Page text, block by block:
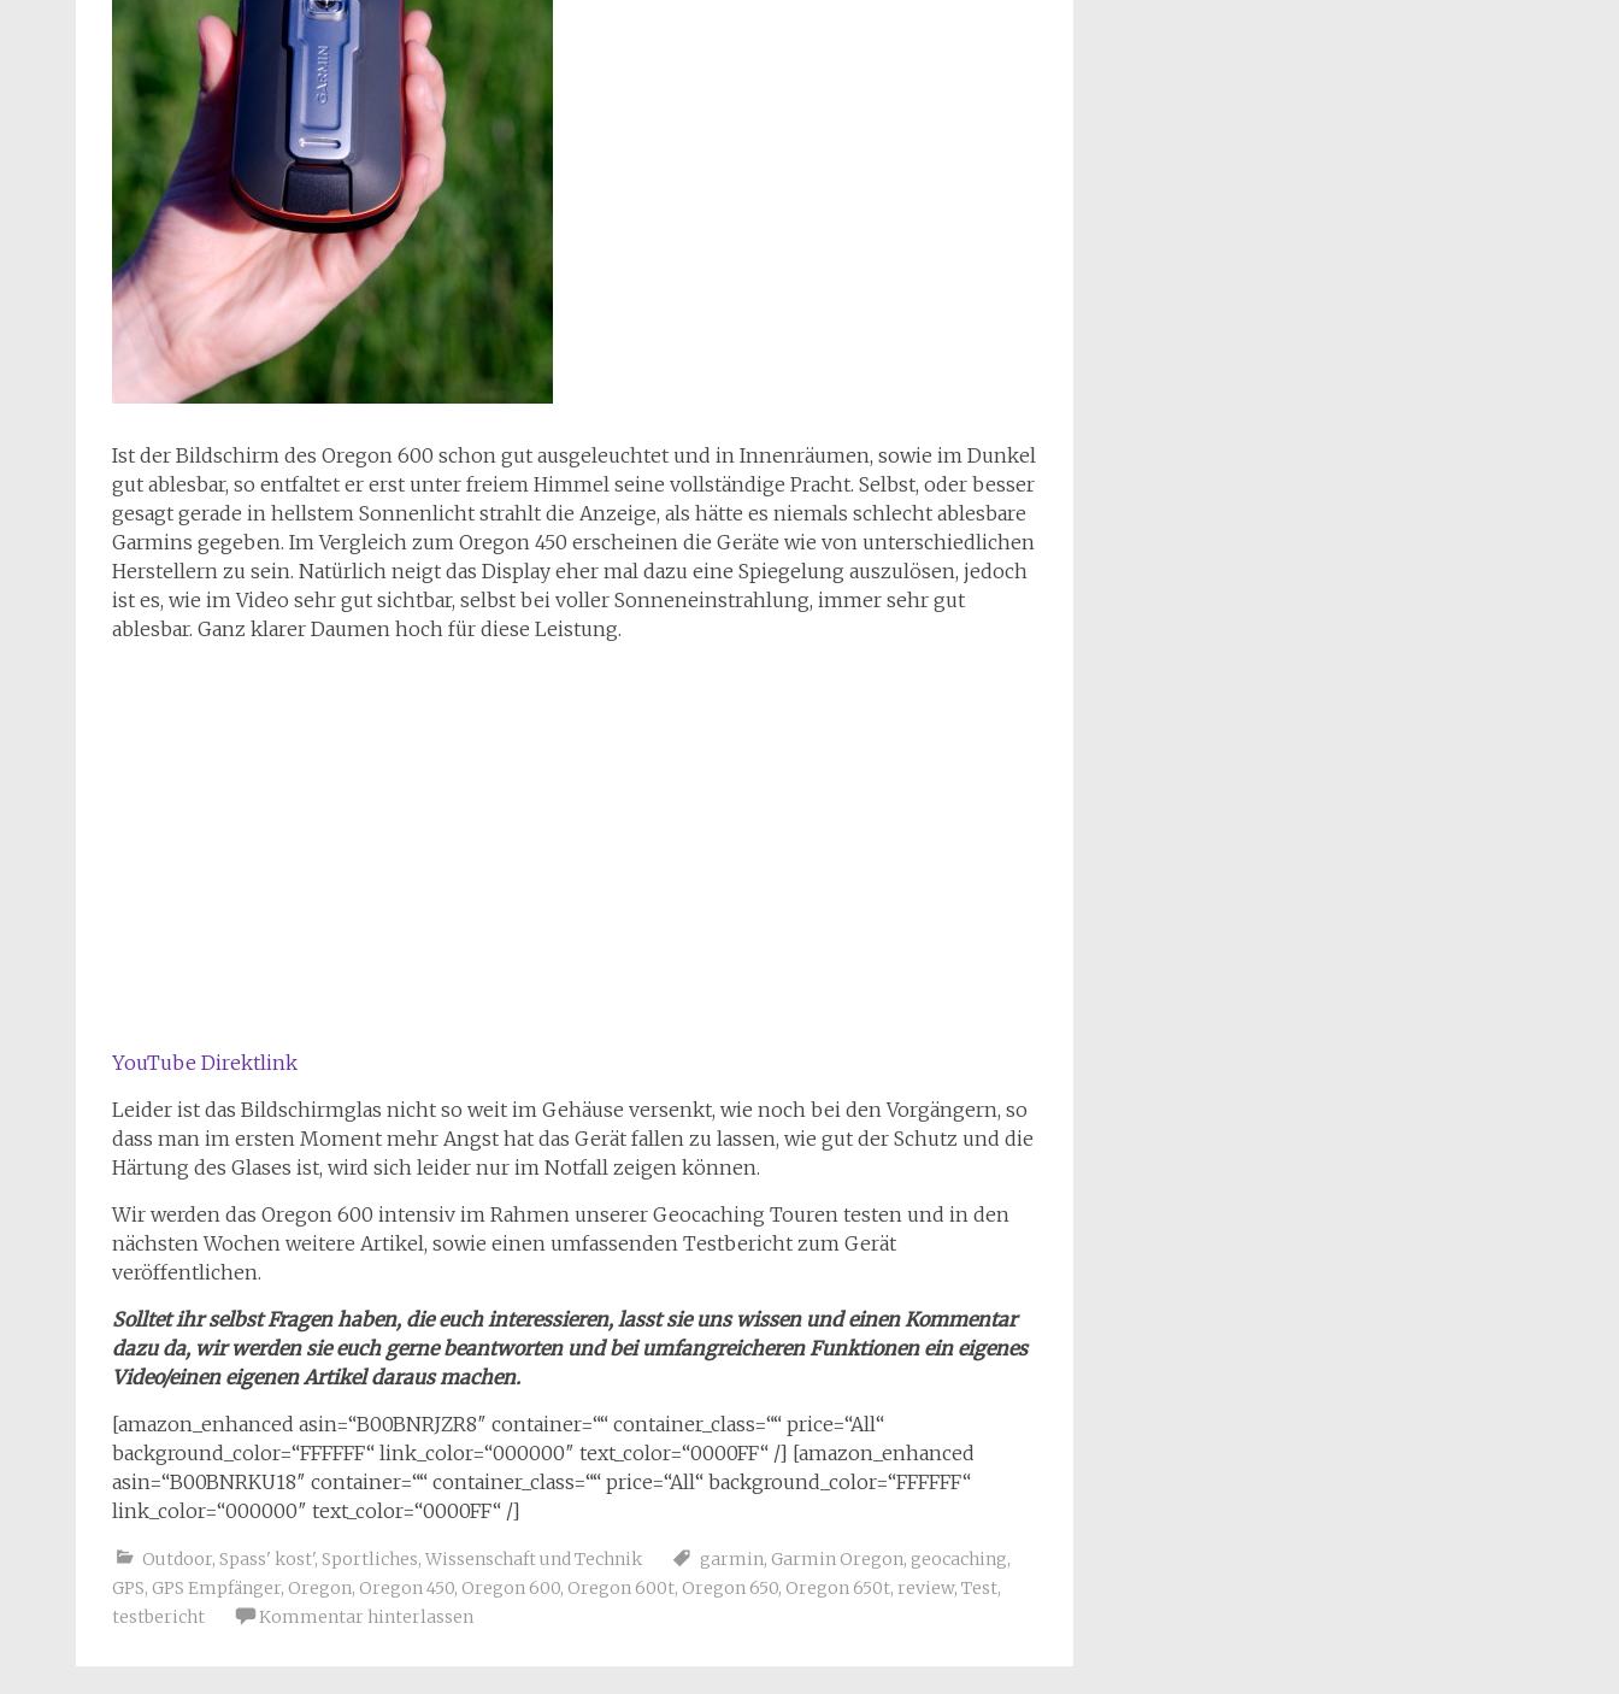
Ist der Bildschirm des Oregon 600 schon gut ausgeleuchtet und in Innenräumen, sowie im Dunkel
gut ablesbar, so entfaltet er erst unter freiem Himmel seine vollständige Pracht. Selbst, oder besser
gesagt gerade in hellstem Sonnenlicht strahlt die Anzeige, als hätte es niemals schlecht ablesbare
Garmins gegeben. Im Vergleich zum Oregon 450 erscheinen die Geräte wie von unterschiedlichen
Herstellern zu sein. Natürlich neigt das Display eher mal dazu eine Spiegelung auszulösen, jedoch
ist es, wie im Video sehr gut sichtbar, selbst bei voller Sonneneinstrahlung, immer sehr gut
ablesbar. Ganz klarer Daumen hoch für diese Leistung.
YouTube Direktlink
Leider ist das Bildschirmglas nicht so weit im Gehäuse versenkt, wie noch bei den Vorgängern, so
dass man im ersten Moment mehr Angst hat das Gerät fallen zu lassen, wie gut der Schutz und die
Härtung des Glases ist, wird sich leider nur im Notfall zeigen können.
Wir werden das Oregon 600 intensiv im Rahmen unserer Geocaching Touren testen und in den
nächsten Wochen weitere Artikel, sowie einen umfassenden Testbericht zum Gerät
veröffentlichen.
Solltet ihr selbst Fragen haben, die euch interessieren, lasst sie uns wissen und einen Kommentar
dazu da, wir werden sie euch gerne beantworten und bei umfangreicheren Funktionen ein eigenes
Video/einen eigenen Artikel daraus machen.
[amazon_enhanced asin=“B00BNRJZR8″ container=““ container_class=““ price=“All“
background_color=“FFFFFF“ link_color=“000000″ text_color=“0000FF“ /] [amazon_enhanced
asin=“B00BNRKU18″ container=““ container_class=““ price=“All“ background_color=“FFFFFF“
link_color=“000000″ text_color=“0000FF“ /]
Outdoor, Spass' kost', Sportliches, Wissenschaft und Technik garmin, Garmin Oregon, geocaching,
GPS, GPS Empfänger, Oregon, Oregon 450, Oregon 600, Oregon 600t, Oregon 650, Oregon 650t, review, Test,
testbericht
Kommentar hinterlassen